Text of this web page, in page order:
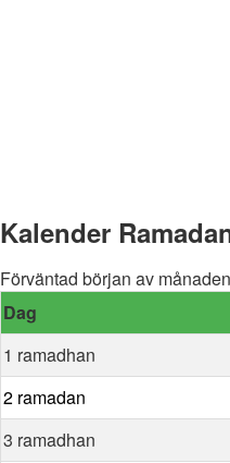
Kalender
Förväntad början av månaden
Dag
1 ramadhan
2 ramadan
3 ramadhan